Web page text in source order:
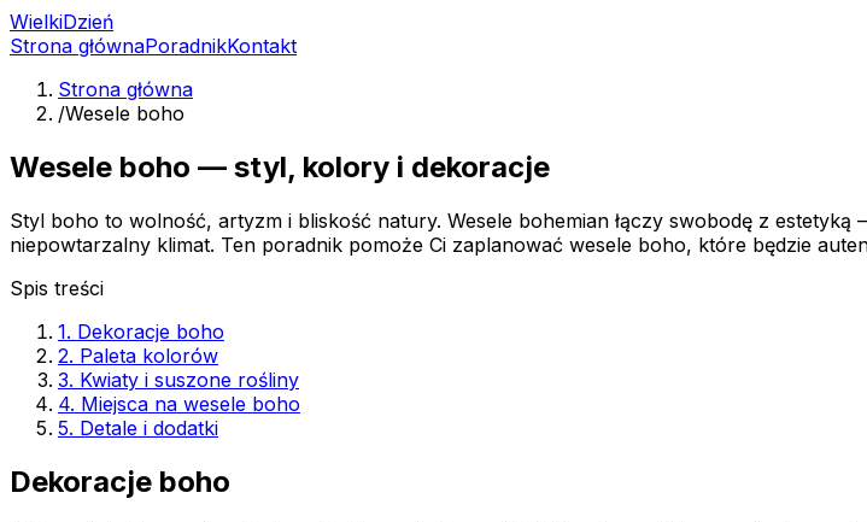
WielkiDzień
Strona głównaPoradnikKontakt
Strona główna
/Wesele boho
Wesele boho — styl, kolory i dekoracje
Styl boho to wolność, artyzm i bliskość natury. Wesele bohemian łączy swobodę z
niepowtarzalny klimat. Ten poradnik pomoże Ci zaplanować wesele boho, które będzie
Spis treści
1. Dekoracje boho
2. Paleta kolorów
3. Kwiaty i suszone rośliny
4. Miejsca na wesele boho
5. Detale i dodatki
Dekoracje boho